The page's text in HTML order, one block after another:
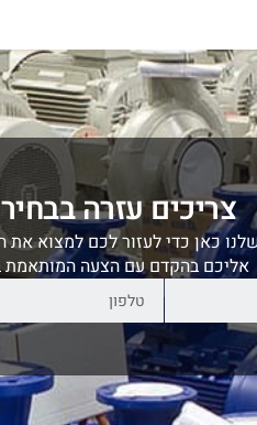
צריכים עזרה
כאן כדי לעזור לכם למצוא
אליכם בהקדם עם הצעה המותאמת